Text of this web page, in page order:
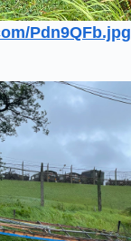
Pdn9QFb.jpg